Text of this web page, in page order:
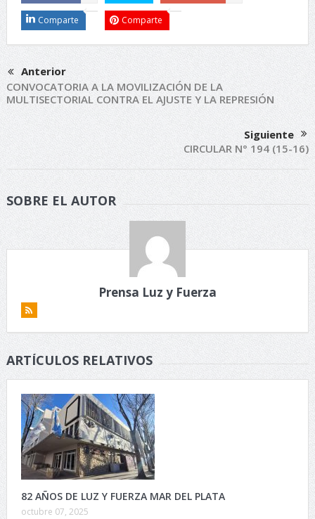
Comparte Comparte
Anterior
CONVOCATORIA A LA MOVILIZACIÓN DE LA
MULTISECTORIAL CONTRA EL AJUSTE Y LA REPRESIÓN
Siguiente
CIRCULAR N° 194 (15-16)
SOBRE EL AUTOR
Prensa Luz y Fuerza
ARTÍCULOS RELATIVOS
82 AÑOS DE LUZ Y FUERZA MAR DEL PLATA
octubre 07, 2025